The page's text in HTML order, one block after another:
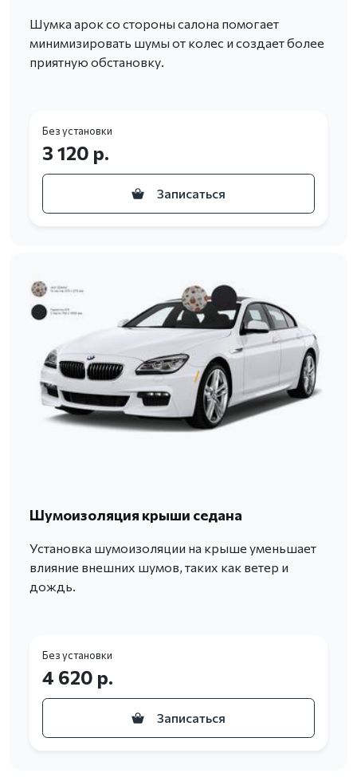
Шумка арок со стороны салона помогает
минимизировать шумы от колес и создает более
приятную обстановку.
Без установки
3 120 р.
Записаться
Шумоизоляция крыши седана
Установка шумоизоляции на крыше уменьшает
влияние внешних шумов, таких как ветер и
дождь.
Без установки
4 620 р.
Записаться